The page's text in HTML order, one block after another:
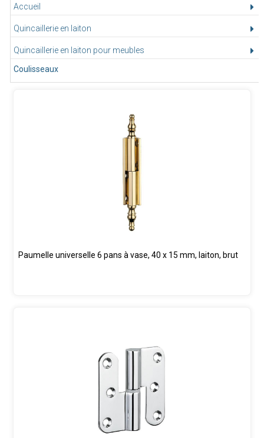
Accueil
Quincaillerie en laiton
Quincaillerie en laiton pour meubles
Coulisseaux
Paumelle universelle 6 pans à vase, 40 x 15 mm, laiton, brut